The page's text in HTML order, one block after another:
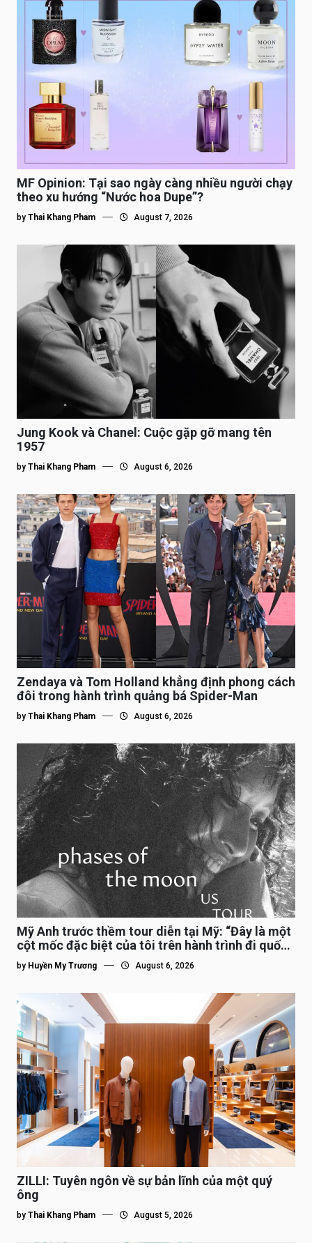
MF Opinion: Tại sao ngày càng nhiều người chạy
theo xu hướng “Nước hoa Dupe”?
by Thai Khang Pham August 7, 2026
Jung Kook và Chanel: Cuộc gặp gỡ mang tên
1957
by Thai Khang Pham August 6, 2026
Zendaya và Tom Holland khẳng định phong cách
đôi trong hành trình quảng bá Spider-Man
by Thai Khang Pham August 6, 2026
Mỹ Anh trước thềm tour diễn tại Mỹ: “Đây là một
cột mốc đặc biệt của tôi trên hành trình đi quốc
tế”
by Huyền My Trương August 6, 2026
ZILLI: Tuyên ngôn về sự bản lĩnh của một quý
ông
by Thai Khang Pham August 5, 2026